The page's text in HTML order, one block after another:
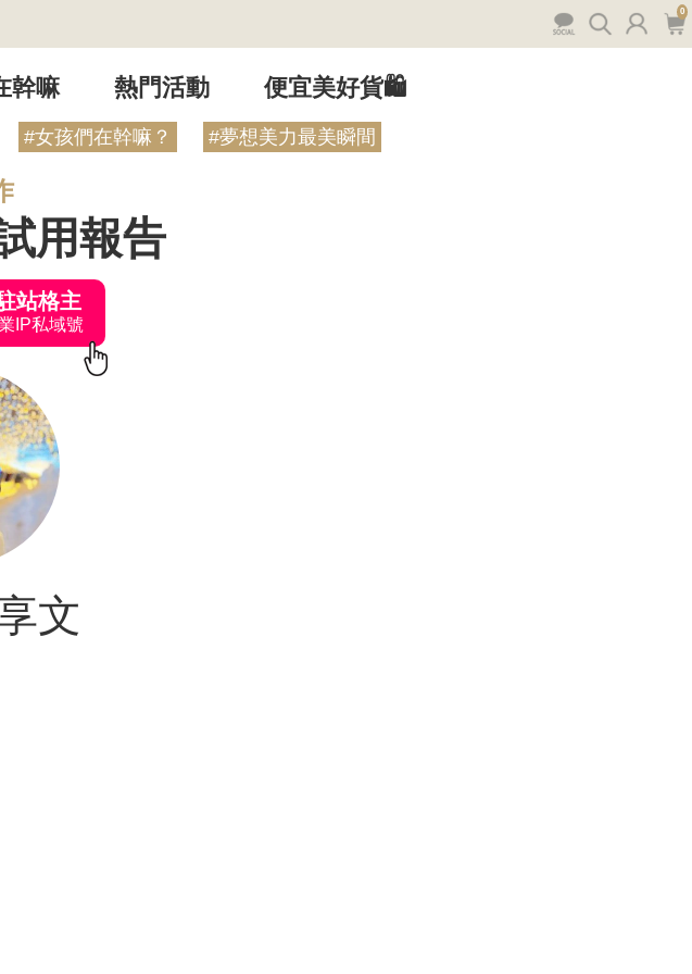
0
幹嘛 熱門活動 便宜美好貨🛍️
#女孩們在幹嘛？ #夢想美力最美瞬間
用報告
站格主
IP私域號
文